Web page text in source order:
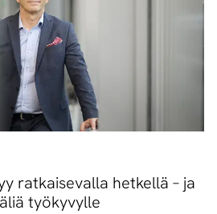
ratkaisevalla hetkellä – ja
työkyvylle